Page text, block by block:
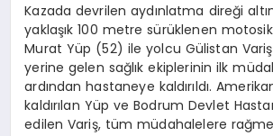
Kazada devrilen aydınlatma direği
yaklaşık 100 metre sürüklenen
Murat Yüp (52) ile yolcu Gülistan
yerine gelen sağlık ekiplerinin ilk
ardından hastaneye kaldırıldı.
kaldırılan Yüp ve Bodrum Devlet
edilen Variş, tüm müdahalelere